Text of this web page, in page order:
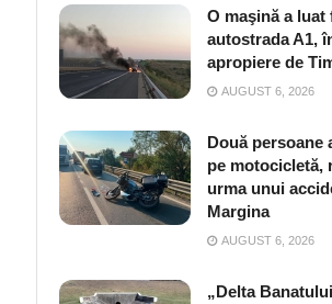
O maşină a luat
autostrada A1,
apropiere de
AUGUST 6, 2026
Două persoane
pe motocicletă,
urma unui
Margina
AUGUST 6, 2026
„Delta